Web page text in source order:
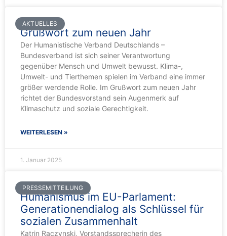
AKTUELLES
Grußwort zum neuen Jahr
Der Humanistische Verband Deutschlands –
Bundesverband ist sich seiner Verantwortung
gegenüber Mensch und Umwelt bewusst. Klima-,
Umwelt- und Tierthemen spielen im Verband eine immer
größer werdende Rolle. Im Grußwort zum neuen Jahr
richtet der Bundesvorstand sein Augenmerk auf
Klimaschutz und soziale Gerechtigkeit.
WEITERLESEN »
1. Januar 2025
PRESSEMITTEILUNG
Humanismus im EU-Parlament:
Generationendialog als Schlüssel für
sozialen Zusammenhalt
Katrin Raczynski, Vorstandssprecherin des